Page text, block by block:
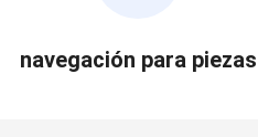
navegación para piezas